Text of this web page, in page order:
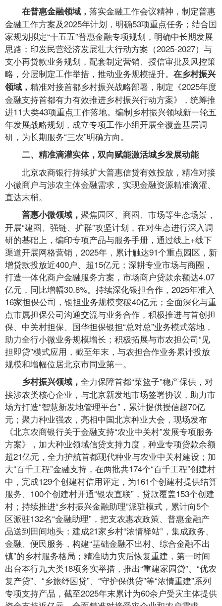
在普惠金融领域， 落实金融工作会议精神，制定普惠
金融工作方案及2025年计划，明确53项重点任务；结合国
家规划拟定“十五五”普惠金融专项规划，明确中长期发展
思路；印发民营经济发展壮大行动方案（2025-2027）与
支小再贷款业务规划，配套制定营销、授信审批及风控策
略，分层制定工作举措，推动业务规模提升。 在乡村振兴
领域， 精准对接首都乡村振兴战略部署，制定《2025年度
金融支持首都有力有效推进乡村振兴行动方案》，统筹推
进11大类43项重点工作落地。编制乡村振兴领域新一轮五
年发展战略规划，成立专项工作小组开展全覆盖基层调
研，为长期服务“三农”明确方向。
二、精准滴灌实体，双向赋能激活城乡发展动能
北京农商银行持续扩大普惠信贷有效投放，精准对接
小微商户与涉农主体金融需求，实现金融资源精准滴灌、
直达末梢。
普惠小微领域， 聚焦园区、商圈、市场等生态场景，
开展“建圈、强链、扩群”攻坚计划，在对生态进行深入调
研的基础上，编印专项产品与服务手册，通过线上+线下
渠道开展网格营销，2025年，累计触达91个重点园区，新
增贷款投放近400户、超15亿元；深耕专业市场与商圈，
打造一体化商户金融服务方案，市场商户贷款余额达4.07
亿元，同比增幅30.8%。持续深化银担合作，2025年准入
16家担保公司，银担业务规模突破40亿元；全面深化与重
点市属担保公司沟通交流与业务合作，积极推进与首创担
保、中关村担保、国华担保银担“总对总”业务模式落地，
助力全行小微业务规模增长；积极拓展与市农担公司“见
担即贷”模式应用，截至年末，与农担合作业务累计投放
规模和增幅位居北京市同业第一。
乡村振兴领域， 全力保障首都“菜篮子”稳产保供，对
接涉农类核心企业，与北京新发地市场签署协议，助力市
场方打造“智慧新发地管理平台”，累计提供授信超70亿
元；聚力种业强农，亮相中国北京种业大会，现场发布
《北京农商银行关于金融支持“农业中关村”发展专项服务
方案》，加大种业领域信贷支持力度，种业专项贷款余额
超21亿元，全力护航首都现代种业与农业中关村建设；加
大“百千工程”金融支持，在两批共174个“百千工程”创建村
中，完成129个创建村信用评定，为161个创建村提供结算
服务、100个创建村开通“银农直联”，贷款覆盖153个创建
村；持续推进“乡村振兴金融助理”派驻模式，累计向5个
区派驻132名“金融助理”，把支农惠农政策、普惠金融产
品送到田间地头；建成21家乡村“浓情驿站”，集成政务、
金融、便民服务，构建“基础金融不出村、综合金融不出
镇”的乡村服务格局；精准助力灾后恢复重建，第一时间
出台本行九大类18项务实举措，推出“重建家园贷”、“优农
复产贷”、“乡旅纾困贷”、“守护保供贷”等“浓情重建”系列
专项支持产品，截至2025年末累计为60余户受灾主体提供